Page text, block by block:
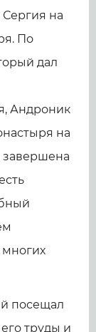
на
По
дал
Андроник
на
завершена
посещал
труды и